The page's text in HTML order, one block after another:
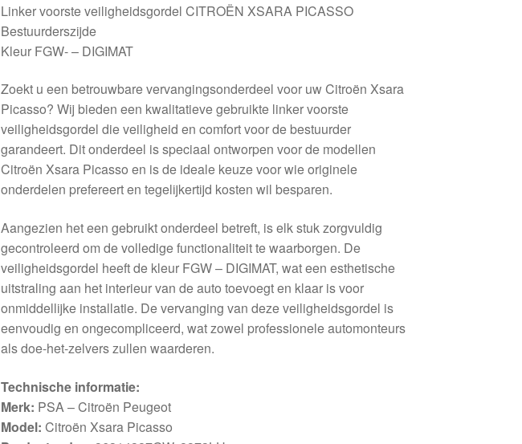
Linker voorste veiligheidsgordel CITROËN XSARA PICASSO
Bestuurderszijde
Kleur FGW- – DIGIMAT
Zoekt u een betrouwbare vervangingsonderdeel voor uw Citroën Xsara
Picasso? Wij bieden een kwalitatieve gebruikte linker voorste
veiligheidsgordel die veiligheid en comfort voor de bestuurder
garandeert. Dit onderdeel is speciaal ontworpen voor de modellen
Citroën Xsara Picasso en is de ideale keuze voor wie originele
onderdelen prefereert en tegelijkertijd kosten wil besparen.
Aangezien het een gebruikt onderdeel betreft, is elk stuk zorgvuldig
gecontroleerd om de volledige functionaliteit te waarborgen. De
veiligheidsgordel heeft de kleur FGW – DIGIMAT, wat een esthetische
uitstraling aan het interieur van de auto toevoegt en klaar is voor
onmiddellijke installatie. De vervanging van deze veiligheidsgordel is
eenvoudig en ongecompliceerd, wat zowel professionele automonteurs
als doe-het-zelvers zullen waarderen.
Technische informatie:
Merk: PSA – Citroën Peugeot
Model: Citroën Xsara Picasso